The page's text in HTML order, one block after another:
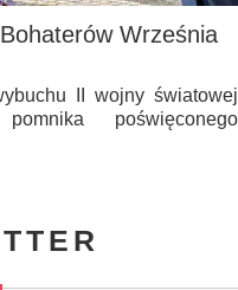
Września
II wojny światowej
poświęconego